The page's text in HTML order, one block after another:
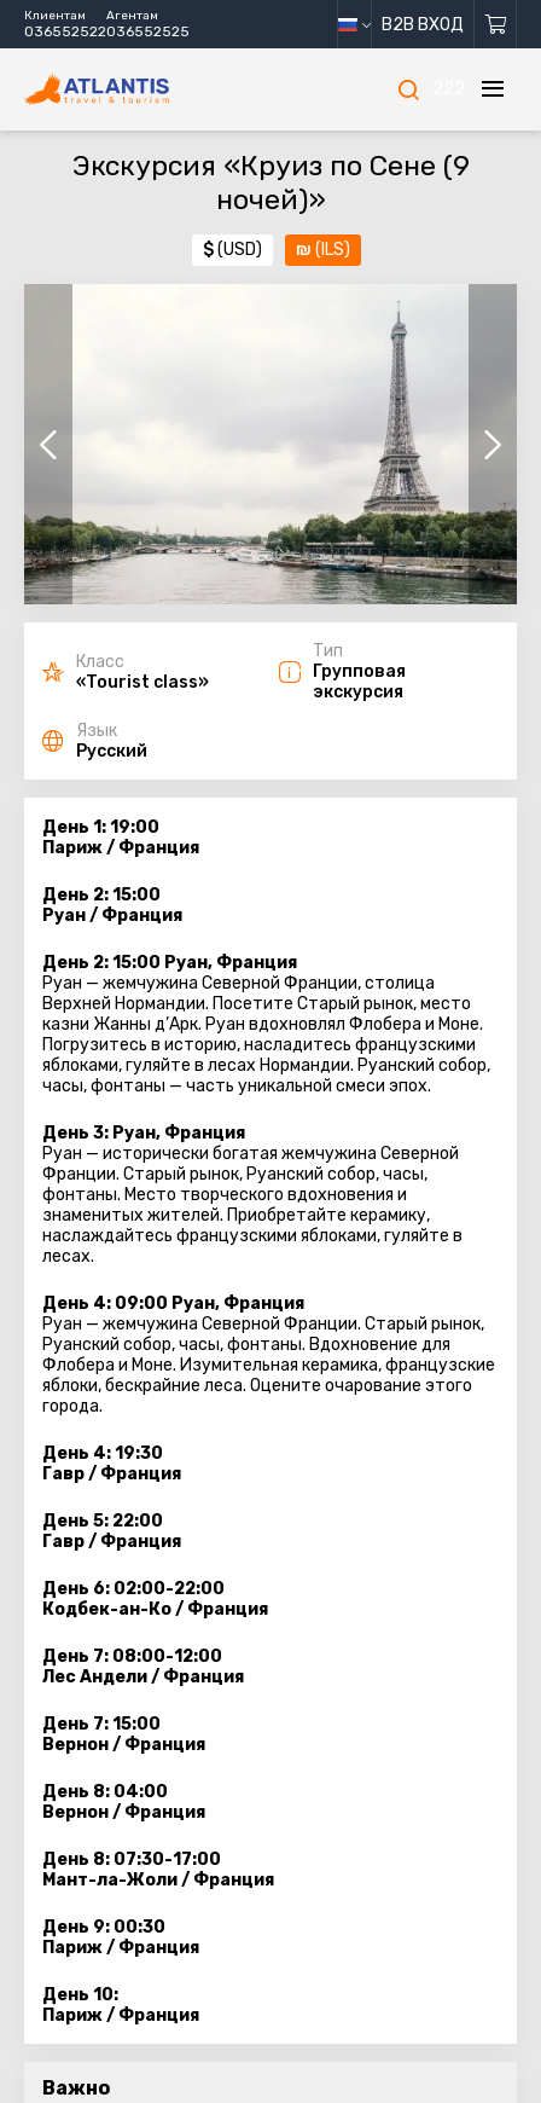
Клиентам
036552522
Агентам
036552525 B2B ВХОД
Экскурсия «Круиз по Сене (9
ночей)»
$(USD) ₪ (ILS)
Класс
«Tourist class»
Тип
Групповая
экскурсия
Язык
Русский
День 1: 19:00
Париж / Франция
День 2: 15:00
Руан / Франция
День 2: 15:00 Руан, Франция
Руан — жемчужина Северной Франции, столица
Верхней Нормандии. Посетите Старый рынок, место
казни Жанны д’Арк. Руан вдохновлял Флобера и Моне.
Погрузитесь в историю, насладитесь французскими
яблоками, гуляйте в лесах Нормандии. Руанский собор,
часы, фонтаны — часть уникальной смеси эпох.
День 3: Руан, Франция
Руан — исторически богатая жемчужина Северной
Франции. Старый рынок, Руанский собор, часы,
фонтаны. Место творческого вдохновения и
знаменитых жителей. Приобретайте керамику,
наслаждайтесь французскими яблоками, гуляйте в
лесах.
День 4: 09:00 Руан, Франция
Руан — жемчужина Северной Франции. Старый рынок,
Руанский собор, часы, фонтаны. Вдохновение для
Флобера и Моне. Изумительная керамика, французские
яблоки, бескрайние леса. Оцените очарование этого
города.
День 4: 19:30
Гавр / Франция
День 5: 22:00
Гавр / Франция
День 6: 02:00-22:00
Кодбек-ан-Ко / Франция
День 7: 08:00-12:00
Лес Андели / Франция
День 7: 15:00
Вернон / Франция
День 8: 04:00
Вернон / Франция
День 8: 07:30-17:00
Мант-ла-Жоли / Франция
День 9: 00:30
Париж / Франция
День 10:
Париж / Франция
Важно